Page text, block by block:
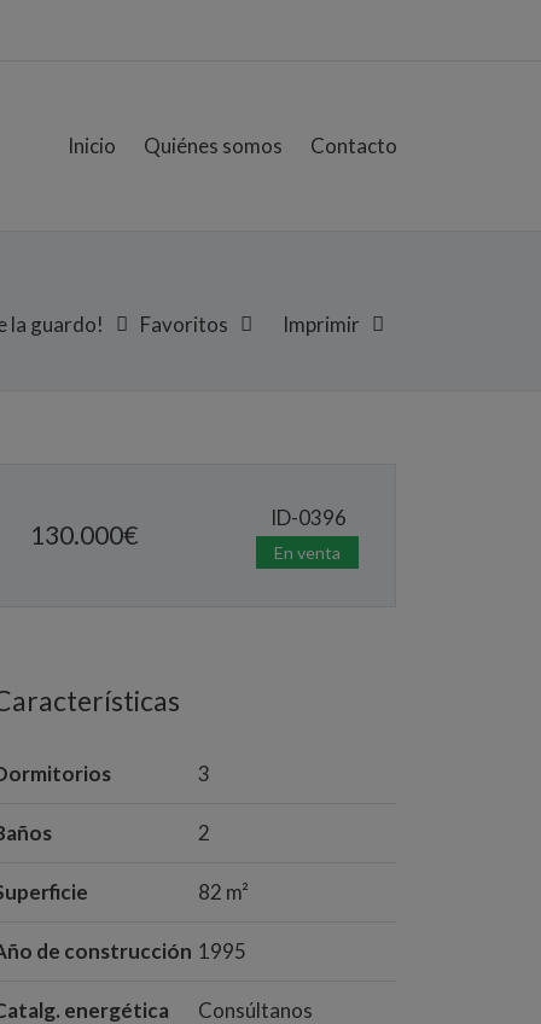
Inicio Quiénes somos Contacto
la guardo! Favoritos Imprimir
130.000€
ID-0396
En venta
3
2
82 m²
de construcción 1995
energética Consúltanos